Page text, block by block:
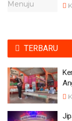
TERBARU